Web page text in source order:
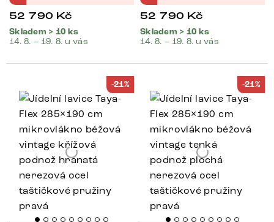
52 790 Kč
Skladem > 10 ks
14. 8. – 19. 8. u vás
52 790 Kč
Skladem > 10 ks
14. 8. – 19. 8. u vás
-21% -21%